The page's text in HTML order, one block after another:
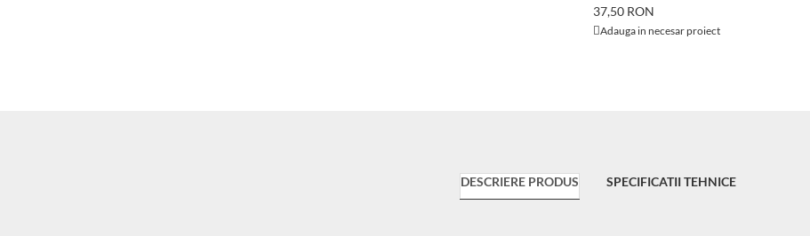
37,50 RON
Adauga in necesar proiect
DESCRIERE PRODUS SPECIFICATII TEHNICE